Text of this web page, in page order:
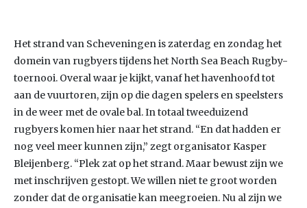
Het strand van Scheveningen is zaterdag en zondag het
domein van rugbyers tijdens het North Sea Beach Rugby-
toernooi. Overal waar je kijkt, vanaf het havenhoofd tot
aan de vuurtoren, zijn op die dagen spelers en speelsters
in de weer met de ovale bal. In totaal tweeduizend
rugbyers komen hier naar het strand. “En dat hadden er
nog veel meer kunnen zijn,” zegt organisator Kasper
Bleijenberg. “Plek zat op het strand. Maar bewust zijn we
met inschrijven gestopt. We willen niet te groot worden
zonder dat de organisatie kan meegroeien. Nu al zijn we